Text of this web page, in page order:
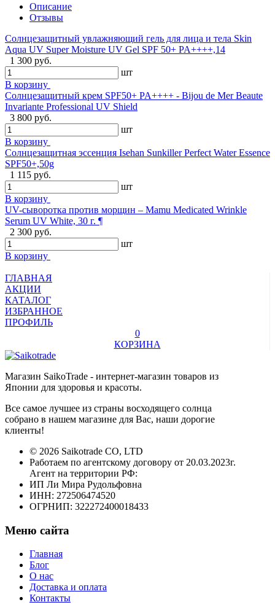
Описание
Отзывы
Солнцезащитный увлажняющий гель для лица и тела Skin
Aqua UV Super Moisture UV Gel SPF 50+ PA++++,14
1 300 руб.
шт
В корзину
Cолнцезащитный крем SPF50+ PA++++ - Bijou de Mer Beaute
Invariante Professional UV Shield
3 800 руб.
шт
В корзину
Солнцезащитная эссенция Isehan Sunkiller Perfect Water Essence
SPF50+,50g
1 115 руб.
шт
В корзину
UV-сыворотка против морщин – Mamu Medicated Wrinkle
Serum UV White, 30 г. ¶
2 300 руб.
шт
В корзину
ГЛАВНАЯ
АКЦИИ
КАТАЛОГ
ИЗБРАННОЕ
ПРОФИЛЬ
0
КОРЗИНА
Магазин SaikoTrade - интернет-магазин товаров из
Японии для здоровья и красоты.
Все самое лучшее из страны восходящего солнца
собрано в нашем магазине для Вас, наши дорогие
клиенты!
© 2026 Saikotrade CO, LTD
Работаем по агентскому договору от 20.03.2023г.
Агент на территории РФ:
ИП Ли Мира Рудольфовна
ИНН: 272506474520
ОГРНИП: 322272400018433
Меню сайта
Главная
Блог
О нас
Доставка и оплата
Контакты